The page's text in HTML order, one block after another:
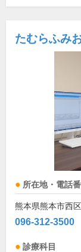
たむらふみ
所在地・電話
熊本県熊本市西
096-312-3500
診療科目